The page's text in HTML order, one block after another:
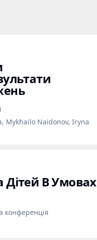
Mykhailo Naidonov, Iryna
Дітей В Умовах
конференція